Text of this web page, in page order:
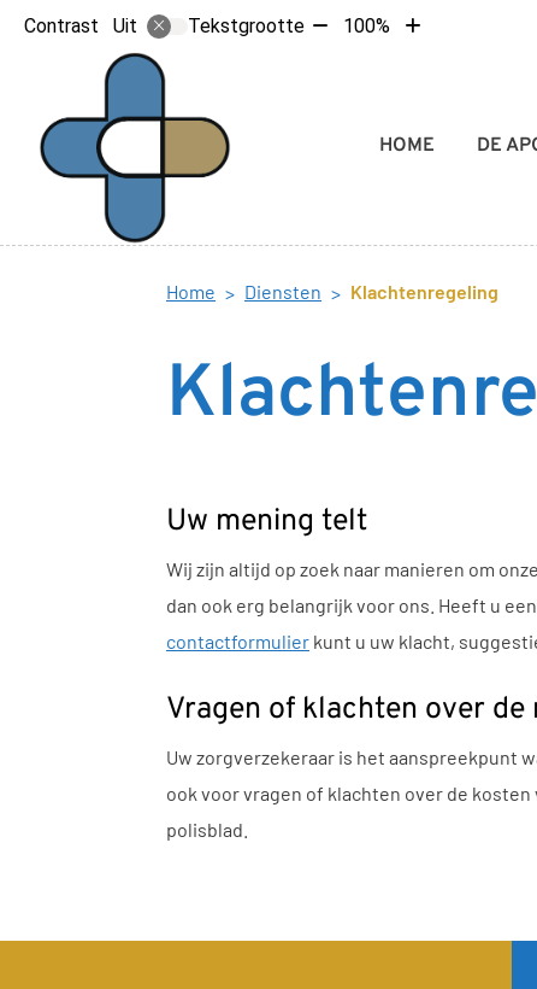
Contrast Uit Tekstgrootte Tekst100%
Tekst
Hoofdmenu
HOME
DE
Home Diensten Klachtenregeling
Uw mening telt
Wij zijn altijd op zoek naar manieren om
dan ook erg belangrijk voor ons. Heeft u
contactformulier kunt u uw klacht,
Vragen of klachten over de
Uw zorgverzekeraar is het aanspreekpunt
ook voor vragen of klachten over de
polisblad.